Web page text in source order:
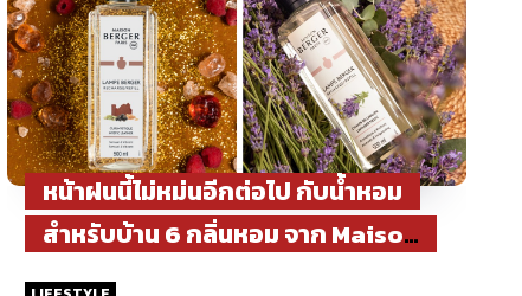
หน้าฝนนี้ไม่หม่นอีกต่อไป กับน้ำหอม
สำหรับบ้าน 6 กลิ่นหอม จาก Maison
Berger Paris ที่เติมความอบอุ่นทุกมุม